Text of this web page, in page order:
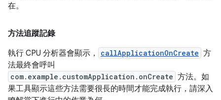
在。
方法追蹤記錄
執行 CPU 分析器會顯示，
callApplicationOnCreate 方
法最終會呼叫
com.example.customApplication.onCreate 方法。如
果工具顯示這些方法需要很長的時間才能完成執行，請深入